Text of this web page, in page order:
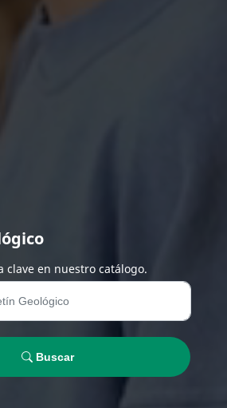
clave en nuestro catálogo.
Buscar